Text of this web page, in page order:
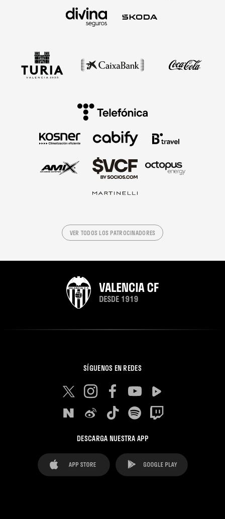
VER TODOS LOS PATROCINADORES
SÍGUENOS EN REDES
DESCARGA NUESTRA APP